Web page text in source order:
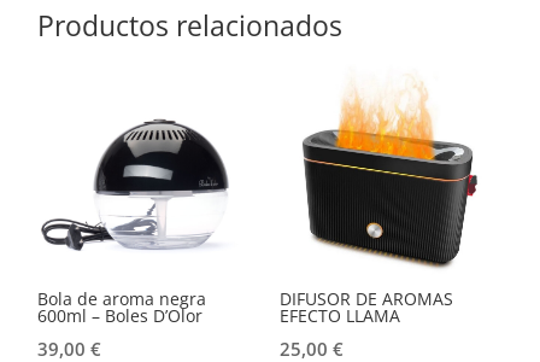
Productos relacionados
Bola de aroma negra
600ml – Boles D’Olor
39,00€
DIFUSOR DE AROMAS
EFECTO LLAMA
25,00 €